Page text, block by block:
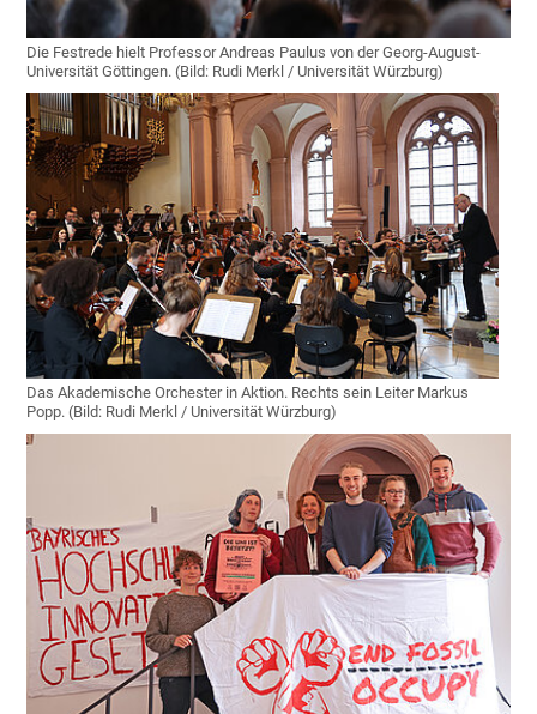
Die Festrede hielt Professor Andreas Paulus von der Georg-August-
Universität Göttingen. (Bild: Rudi Merkl / Universität Würzburg)
Das Akademische Orchester in Aktion. Rechts sein Leiter Markus
Popp. (Bild: Rudi Merkl / Universität Würzburg)